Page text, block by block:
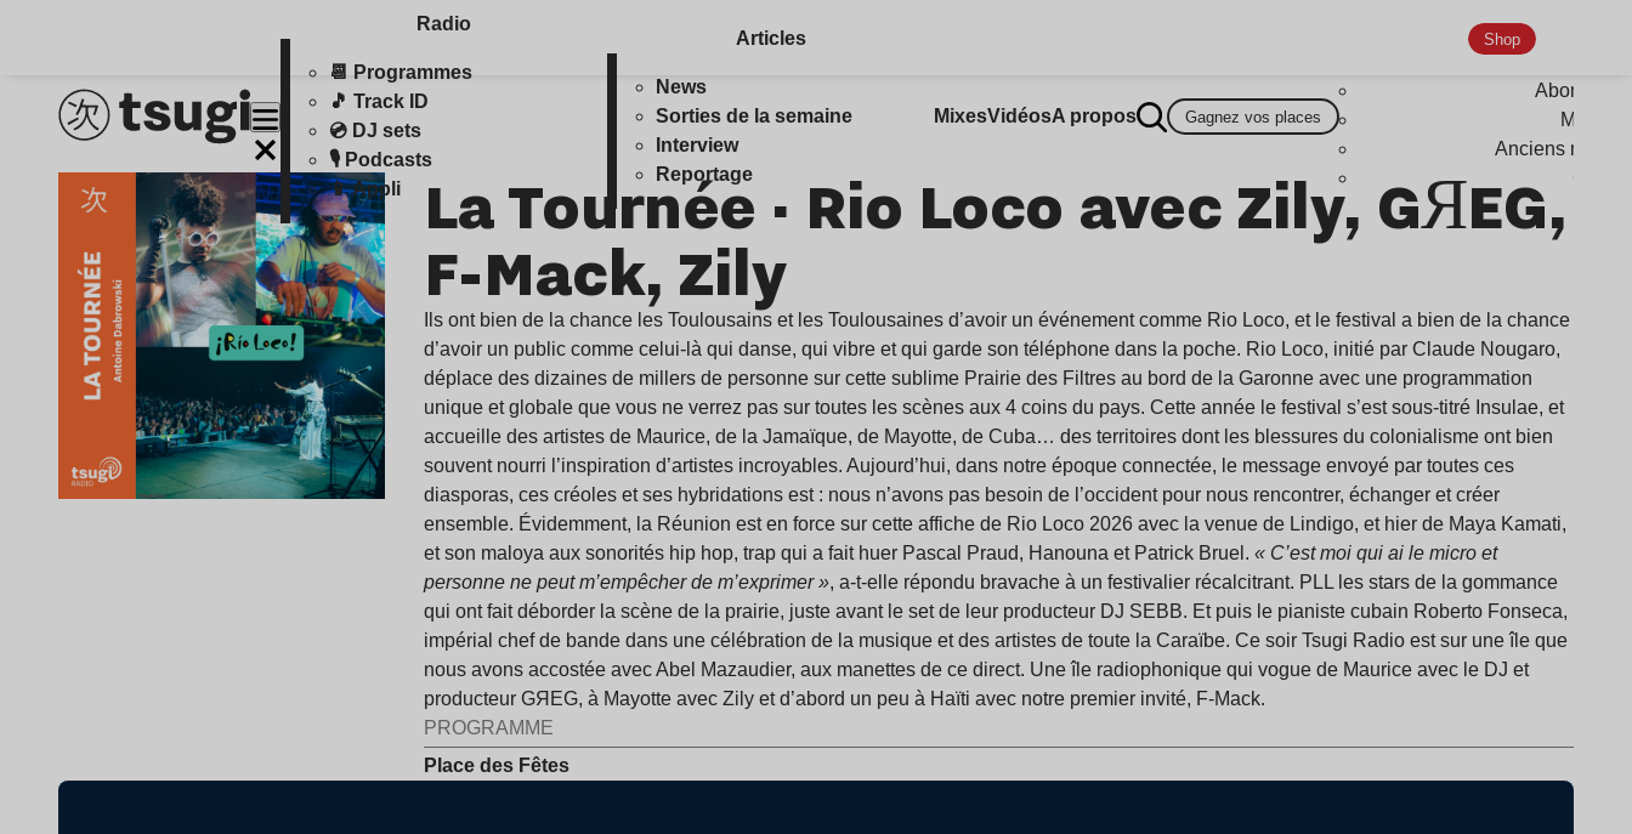
Radio
📆 Programmes
🎵 Track ID
💿 DJ sets
🎙️ Podcasts
📱 Appli
Articles
News
Sorties de la semaine
Interview
Reportage
MixesVidéosA propos Gagnez vos places
Shop
Anciens
La Tournée · Rio Loco avec Zily, GЯEG,
F-Mack, Zily
Ils ont bien de la chance les Toulousains et les Toulousaines d’avoir un événement comme Rio Loco, et le festival a bien de la chance
d’avoir un public comme celui-là qui danse, qui vibre et qui garde son téléphone dans la poche. Rio Loco, initié par Claude Nougaro,
déplace des dizaines de millers de personne sur cette sublime Prairie des Filtres au bord de la Garonne avec une programmation
unique et globale que vous ne verrez pas sur toutes les scènes aux 4 coins du pays. Cette année le festival s’est sous-titré Insulae, et
accueille des artistes de Maurice, de la Jamaïque, de Mayotte, de Cuba… des territoires dont les blessures du colonialisme ont bien
souvent nourri l’inspiration d’artistes incroyables. Aujourd’hui, dans notre époque connectée, le message envoyé par toutes ces
diasporas, ces créoles et ses hybridations est : nous n’avons pas besoin de l’occident pour nous rencontrer, échanger et créer
ensemble. Évidemment, la Réunion est en force sur cette affiche de Rio Loco 2026 avec la venue de Lindigo, et hier de Maya Kamati,
et son maloya aux sonorités hip hop, trap qui a fait huer Pascal Praud, Hanouna et Patrick Bruel. « C’est moi qui ai le micro et
personne ne peut m’empêcher de m’exprimer », a-t-elle répondu bravache à un festivalier récalcitrant. PLL les stars de la gommance
qui ont fait déborder la scène de la prairie, juste avant le set de leur producteur DJ SEBB. Et puis le pianiste cubain Roberto Fonseca,
impérial chef de bande dans une célébration de la musique et des artistes de toute la Caraïbe. Ce soir Tsugi Radio est sur une île que
nous avons accostée avec Abel Mazaudier, aux manettes de ce direct. Une île radiophonique qui vogue de Maurice avec le DJ et
producteur GЯEG, à Mayotte avec Zily et d’abord un peu à Haïti avec notre premier invité, F-Mack.
PROGRAMME
Place des Fêtes